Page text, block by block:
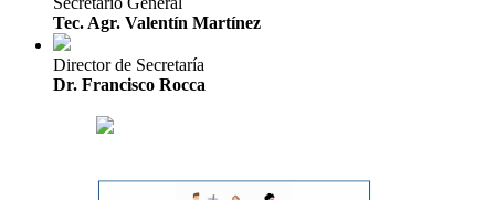
Tec. Agr. Valentín Martínez
Director de Secretaría
Dr. Francisco Rocca